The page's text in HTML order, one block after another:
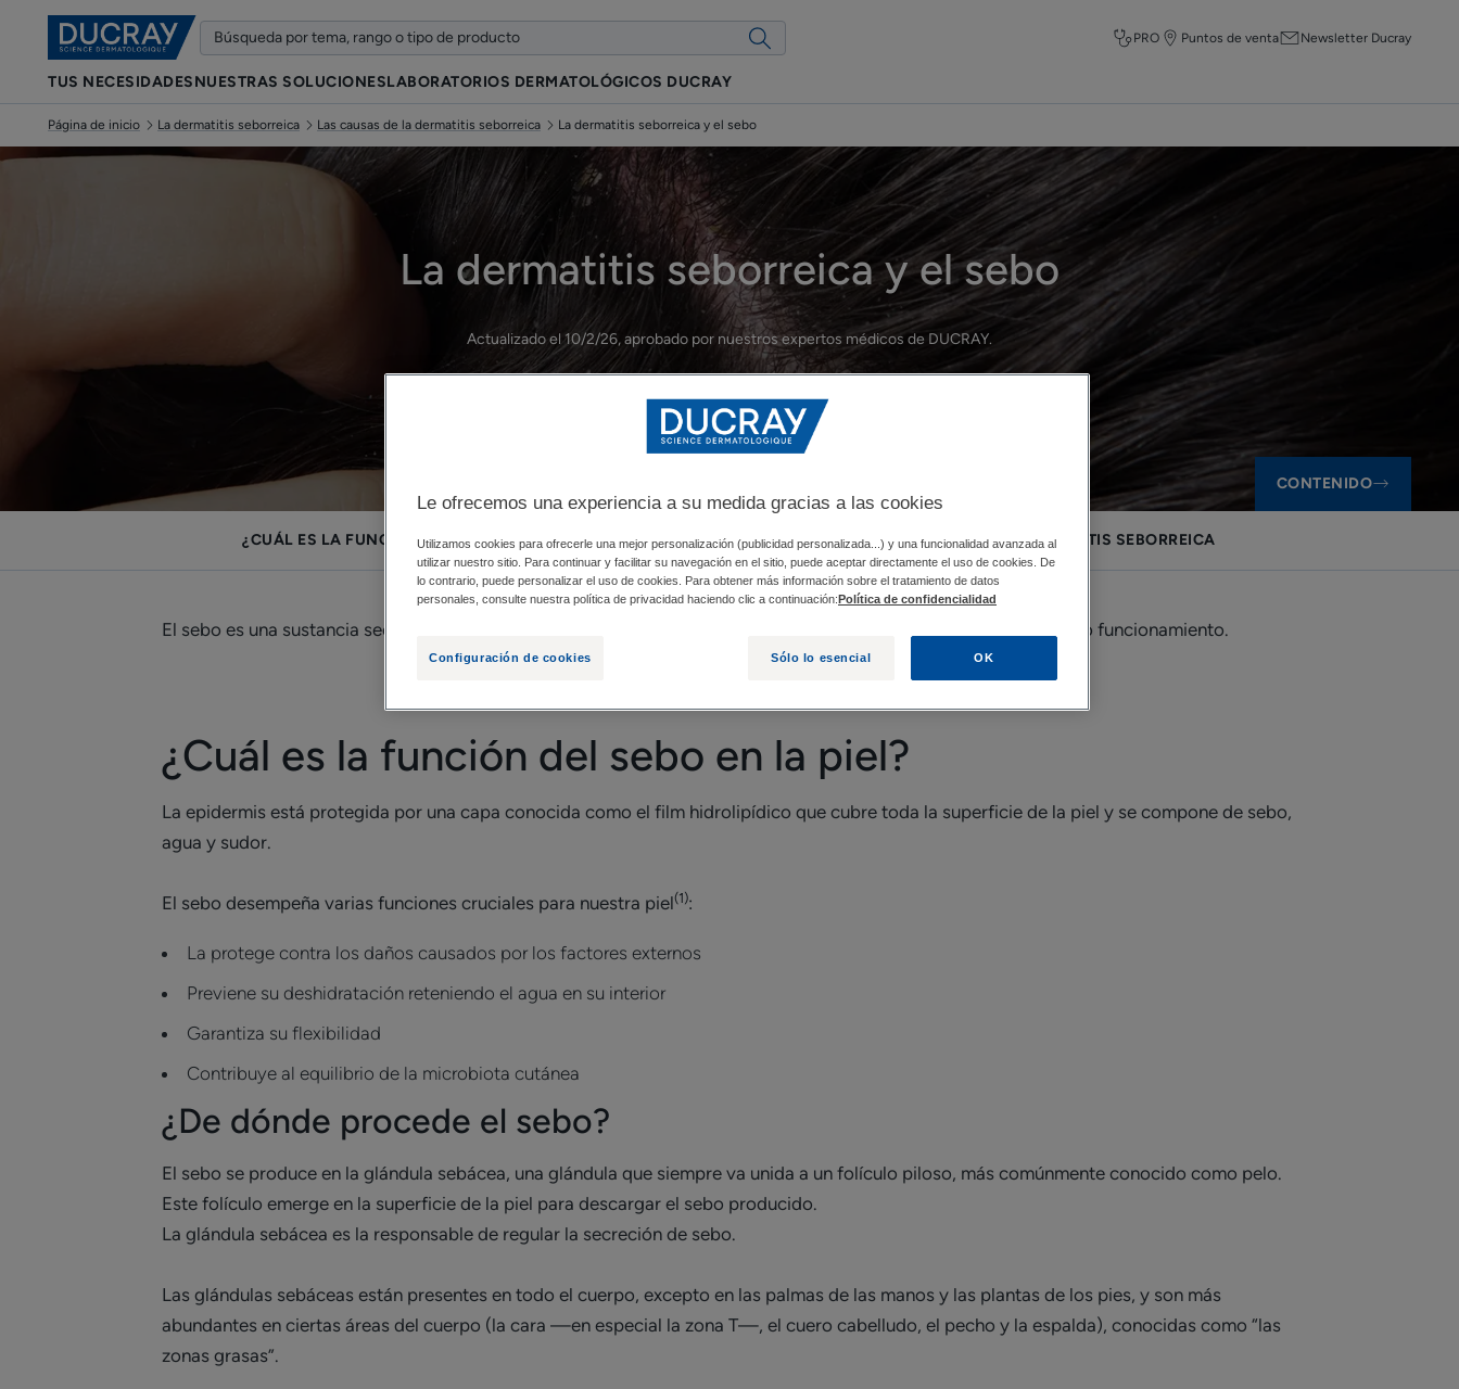
PRO Puntos de venta Newsletter Ducray
TUS NECESIDADESNUESTRAS SOLUCIONESLABORATORIOS DERMATOLÓGICOS DUCRAY
Página de inicio La dermatitis seborreica Las causas de la dermatitis seborreica La dermatitis seborreica y el sebo
La dermatitis seborreica y el sebo
Actualizado el 10/2/26, aprobado por nuestros expertos médicos de DUCRAY.
Las causas de la dermatitis seborreica
CONTENIDO
¿CUÁL ES LA FUNCIÓN DEL SEBO EN LA PIEL? EL IMPACTO DEL EXCESO DE SEBO EN LA DERMATITIS SEBORREICA
El sebo es una sustancia secretada por la glándula sebácea en la superficie de la piel y es esencial para su correcto funcionamiento.
¿Cuál es la función del sebo en la piel?
La epidermis está protegida por una capa conocida como el film hidrolipídico que cubre toda la superficie de la piel y se compone de sebo,
agua y sudor.
El sebo desempeña varias funciones cruciales para nuestra piel(1):
La protege contra los daños causados por los factores externos
Previene su deshidratación reteniendo el agua en su interior
Garantiza su flexibilidad
Contribuye al equilibrio de la microbiota cutánea
¿De dónde procede el sebo?
El sebo se produce en la glándula sebácea, una glándula que siempre va unida a un folículo piloso, más comúnmente conocido como pelo.
Este folículo emerge en la superficie de la piel para descargar el sebo producido.
La glándula sebácea es la responsable de regular la secreción de sebo.
Las glándulas sebáceas están presentes en todo el cuerpo, excepto en las palmas de las manos y las plantas de los pies, y son más
abundantes en ciertas áreas del cuerpo (la cara —en especial la zona T—, el cuero cabelludo, el pecho y la espalda), conocidas como “las
zonas grasas”.
Le ofrecemos una experiencia a su medida gracias a las cookies
Utilizamos cookies para ofrecerle una mejor personalización (publicidad personalizada...) y una funcionalidad avanzada al
utilizar nuestro sitio. Para continuar y facilitar su navegación en el sitio, puede aceptar directamente el uso de cookies. De
lo contrario, puede personalizar el uso de cookies. Para obtener más información sobre el tratamiento de datos
personales, consulte nuestra política de privacidad haciendo clic a continuación: Política de confidencialidad
Configuración de cookies Sólo lo esencial OK